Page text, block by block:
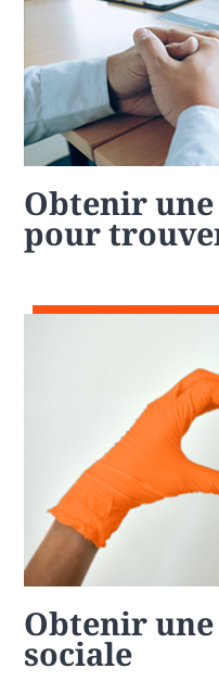
Obtenir une
pour
Obtenir
sociale